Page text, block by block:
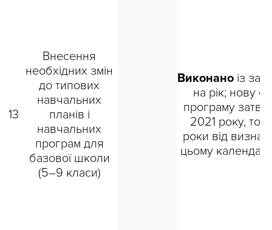
13
Внесення
необхідних змін
до типових
навчальних
планів і
навчальних
програм для
базової школи
(5–9 класи)
Виконано із
на рік; нову
програму
2021 року,
роки від
цьому календарі